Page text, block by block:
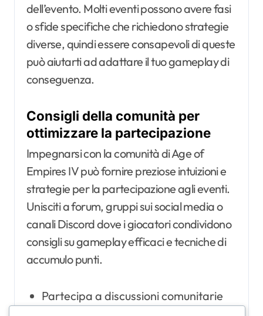
dell’evento. Molti eventi possono avere fasi
o sfide specifiche che richiedono strategie
diverse, quindi essere consapevoli di queste
può aiutarti ad adattare il tuo gameplay di
conseguenza.
Consigli della comunità per
ottimizzare la partecipazione
Impegnarsi con la comunità di Age of
Empires IV può fornire preziose intuizioni e
strategie per la partecipazione agli eventi.
Unisciti a forum, gruppi sui social media o
canali Discord dove i giocatori condividono
consigli su gameplay efficaci e tecniche di
accumulo punti.
Partecipa a discussioni comunitarie